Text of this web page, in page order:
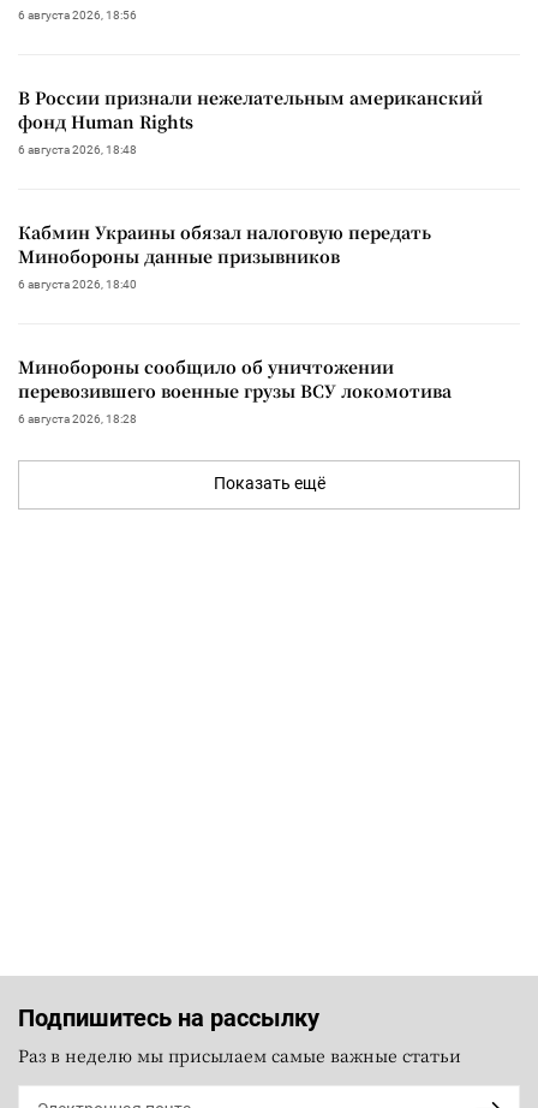
6 августа 2026, 18:56
В России признали нежелательным американский
фонд Human Rights
6 августа 2026, 18:48
Кабмин Украины обязал налоговую передать
Минобороны данные призывников
6 августа 2026, 18:40
Минобороны сообщило об уничтожении
перевозившего военные грузы ВСУ локомотива
6 августа 2026, 18:28
Показать ещё
Подпишитесь на рассылку
Раз в неделю мы присылаем самые важные статьи